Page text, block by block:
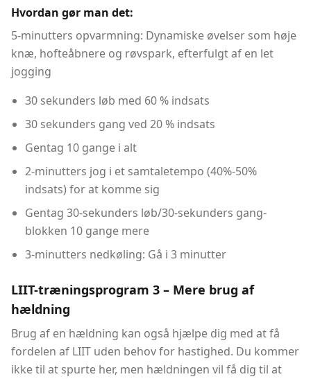
Hvordan gør man det:
5-minutters opvarmning: Dynamiske øvelser som høje
knæ, hofteåbnere og røvspark, efterfulgt af en let
jogging
30 sekunders løb med 60 % indsats
30 sekunders gang ved 20 % indsats
Gentag 10 gange i alt
2-minutters jog i et samtaletempo (40%-50%
indsats) for at komme sig
Gentag 30-sekunders løb/30-sekunders gang-
blokken 10 gange mere
3-minutters nedkøling: Gå i 3 minutter
LIIT-træningsprogram 3 – Mere brug af
hældning
Brug af en hældning kan også hjælpe dig med at få
fordelen af ​​LIIT uden behov for hastighed. Du kommer
ikke til at spurte her, men hældningen vil få dig til at